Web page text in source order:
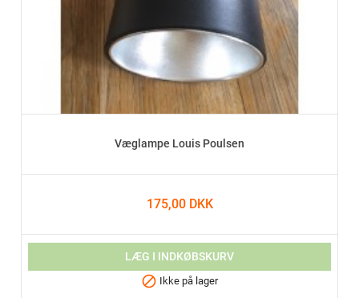
Væglampe Louis Poulsen
175,00 DKK
LÆG I INDKØBSKURV
 Ikke på lager